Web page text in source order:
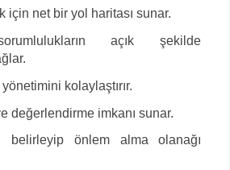
için net bir yol haritası sunar.
açık şekilde
kolaylaştırır.
değerlendirme imkanı sunar.
belirleyip önlem alma olanağı